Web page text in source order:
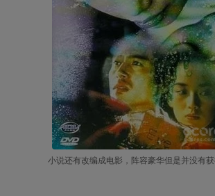
小说还有改编成电影，阵容豪华但是并没有